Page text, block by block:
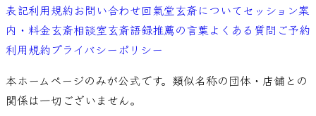
表記利用規約お問い合わせ回氣堂玄斎についてセッション案
内・料金玄斎相談室玄斎語録推薦の言葉よくある質問 ご予約
利用規約プライバシーポリシー
本ホームページのみが公式です。類似名称の団体・店舗との
関係は一切ございません。